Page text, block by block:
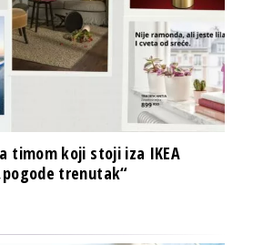
timom koji stoji iza IKEA
trenutak“